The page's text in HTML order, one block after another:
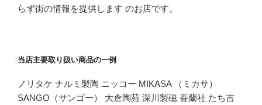
らず街の情報を提供します のお店です。
当店主要取り扱い商品の一例
ノリタケ ナルミ製陶 ニッコー MIKASA （ミカサ）
SANGO（サンゴー） 大倉陶苑 深川製磁 香蘭社 たち吉